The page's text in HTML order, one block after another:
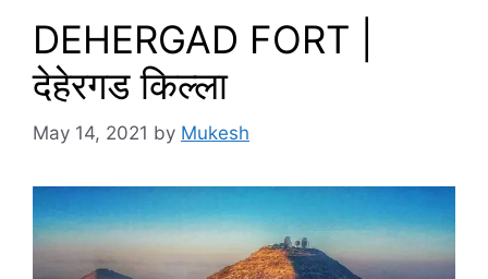
DEHERGAD FORT |
देहेरगड किल्ला
May 14, 2021 by Mukesh